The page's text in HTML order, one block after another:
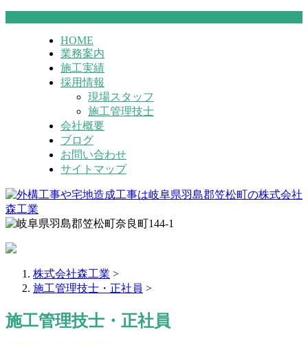
HOME
業務案内
施工実績
採用情報
現場スタッフ
施工管理技士
会社概要
ブログ
お問い合わせ
サイトマップ
株式会社森工業 >
施工管理技士・正社員 >
施工管理技士・正社員